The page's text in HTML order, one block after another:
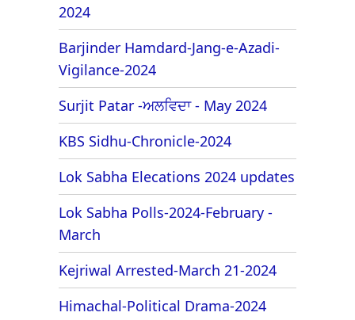
2024
Barjinder Hamdard-Jang-e-Azadi-
Vigilance-2024
Surjit Patar -ਅਲਵਿਦਾ - May 2024
KBS Sidhu-Chronicle-2024
Lok Sabha Elecations 2024 updates
Lok Sabha Polls-2024-February -
March
Kejriwal Arrested-March 21-2024
Himachal-Political Drama-2024